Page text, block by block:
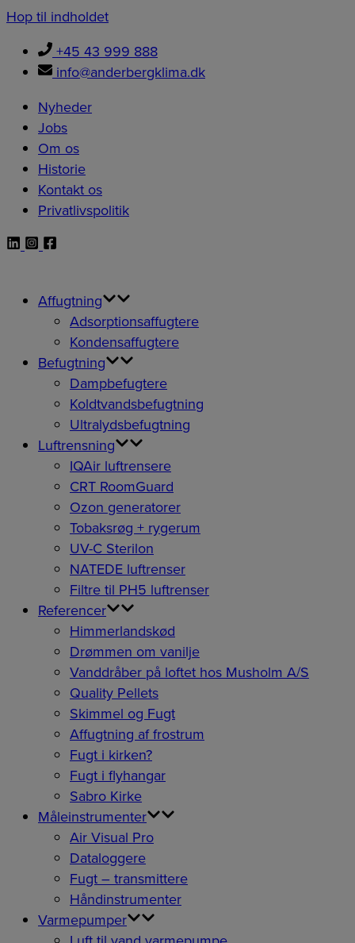
Hop til indholdet
+45 43 999 888
info@anderbergklima.dk
Nyheder
Jobs
Om os
Historie
Kontakt os
Privatlivspolitik
Affugtning
Adsorptionsaffugtere
Kondensaffugtere
Befugtning
Dampbefugtere
Koldtvandsbefugtning
Ultralydsbefugtning
Luftrensning
IQAir luftrensere
CRT RoomGuard
Ozon generatorer
Tobaksrøg + rygerum
UV-C Sterilon
NATEDE luftrenser
Filtre til PH5 luftrenser
Referencer
Himmerlandskød
Drømmen om vanilje
Vanddråber på loftet hos Musholm A/S
Quality Pellets
Skimmel og Fugt
Affugtning af frostrum
Fugt i kirken?
Fugt i flyhangar
Sabro Kirke
Måleinstrumenter
Air Visual Pro
Dataloggere
Fugt – transmittere
Håndinstrumenter
Varmepumper